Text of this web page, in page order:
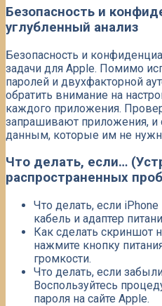
Безопасность и
углубленный анализ
Безопасность и
задачи для Apple. Помимо
паролей и двухфакторной
обратить внимание на
каждого приложения.
запрашивают приложения, и
данным, которые им не
Что делать, если…
распространенных
Что делать, если
кабель и адаптер
Как сделать скриншот
нажмите кнопку
громкости.
Что делать, если
Воспользуйтесь
пароля на сайте Apple.